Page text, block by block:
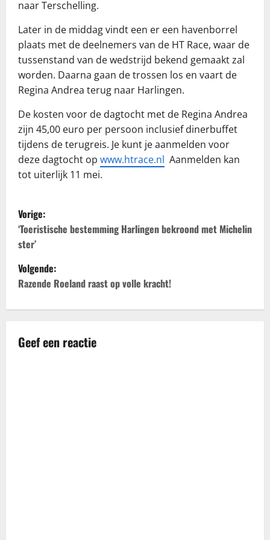
naar Terschelling.
Later in de middag vindt een er een havenborrel
plaats met de deelnemers van de HT Race, waar de
tussenstand van de wedstrijd bekend gemaakt zal
worden. Daarna gaan de trossen los en vaart de
Regina Andrea terug naar Harlingen.
De kosten voor de dagtocht met de Regina Andrea
zijn 45,00 euro per persoon inclusief dinerbuffet
tijdens de terugreis. Je kunt je aanmelden voor
deze dagtocht op www.htrace.nl Aanmelden kan
tot uiterlijk 11 mei.
B
e
r
i
c
h
Vorige:
‘Toeristische bestemming Harlingen bekroond met Michelin
ster’
Volgende:
Razende Roeland raast op volle kracht!
Geef een reactie